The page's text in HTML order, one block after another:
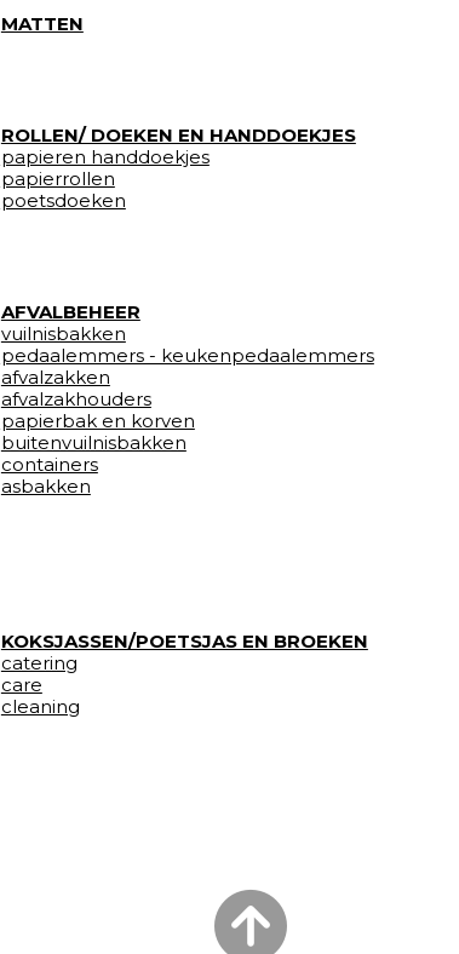
MATTEN
ROLLEN/ DOEKEN EN HANDDOEKJES
papieren handdoekjes
papierrollen
poetsdoeken
AFVALBEHEER
vuilnisbakken
pedaalemmers - keukenpedaalemmers
afvalzakken
afvalzakhouders
papierbak en korven
buitenvuilnisbakken
containers
asbakken
KOKSJASSEN/POETSJAS EN BROEKEN
catering
care
cleaning